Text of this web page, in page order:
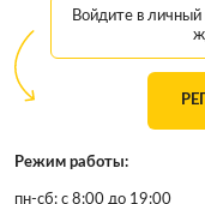
Режим работы:
пн-сб: с 8:00 до 19:00
Войдите в личный